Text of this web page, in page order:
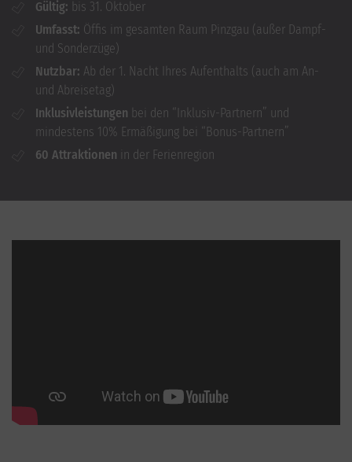
Gültig: bis 31. Oktober
Umfasst: Öffis im gesamten Raum Pinzgau (außer Dampf-
und Sonderzüge)
Nutzbar: Ab der 1. Nacht Ihres Aufenthalts (auch am An-
und Abreisetag)
Inklusivleistungen bei den “Inklusiv-Partnern” und
mindestens 10% Ermäßigung bei “Bonus-Partnern”
60 Attraktionen in der Ferienregion